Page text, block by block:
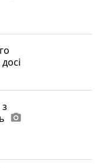
photo_camera